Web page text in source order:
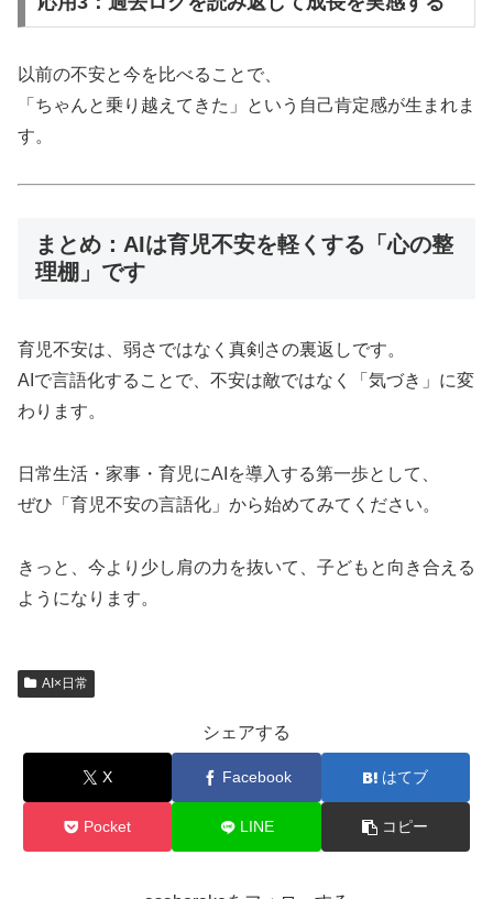
以前の不安と今を比べることで、
「ちゃんと乗り越えてきた」という自己肯定感が生まれま
す。
まとめ：AIは育児不安を軽くする「心の整
理棚」です
育児不安は、弱さではなく真剣さの裏返しです。
AIで言語化することで、不安は敵ではなく「気づき」に変
わります。
日常生活・家事・育児にAIを導入する第一歩として、
ぜひ「育児不安の言語化」から始めてみてください。
きっと、今より少し肩の力を抜いて、子どもと向き合える
ようになります。
AI×日常
シェアする
X Facebook はてブ
Pocket LINE コピー